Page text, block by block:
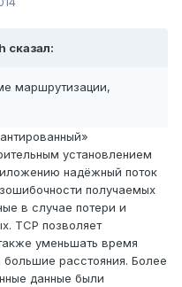
сказал:
маршрутизации,
установлением
надёжный поток
получаемых
в случае потери и
TCP позволяет
уменьшать время
расстояния. Более
данные были